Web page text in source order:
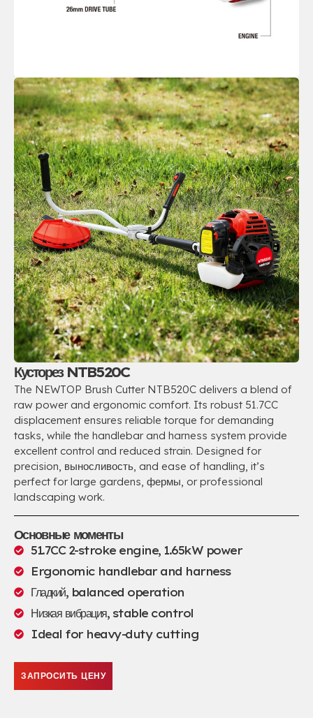
Кусторез NTB520C
The NEWTOP Brush Cutter NTB520C delivers a blend of
raw power and ergonomic comfort. Its robust 51.7CC
displacement ensures reliable torque for demanding
tasks, while the handlebar and harness system provide
excellent control and reduced strain. Designed for
precision, выносливость, and ease of handling, it’s
perfect for large gardens, фермы, or professional
landscaping work.
Основные моменты
51.7CC 2-stroke engine, 1.65kW power
Ergonomic handlebar and harness
Гладкий, balanced operation
Низкая вибрация, stable control
Ideal for heavy-duty cutting
ЗАПРОСИТЬ ЦЕНУ